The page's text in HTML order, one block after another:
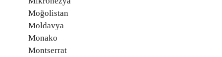
Moğolistan
Moldavya
Monako
Montserrat